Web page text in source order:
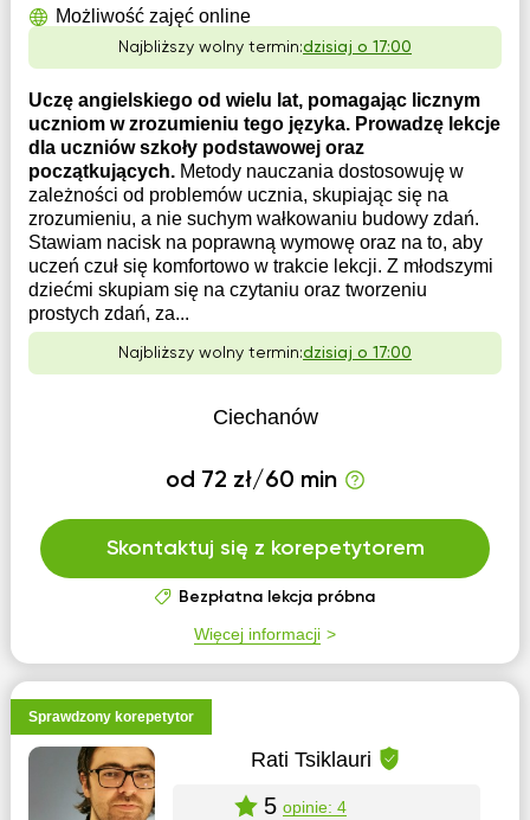
Możliwość zajęć online
Najbliższy wolny termin:dzisiaj o 17:00
Uczę angielskiego od wielu lat, pomagając licznym
uczniom w zrozumieniu tego języka. Prowadzę lekcje
dla uczniów szkoły podstawowej oraz
początkujących. Metody nauczania dostosowuję w
zależności od problemów ucznia, skupiając się na
zrozumieniu, a nie suchym wałkowaniu budowy zdań.
Stawiam nacisk na poprawną wymowę oraz na to, aby
uczeń czuł się komfortowo w trakcie lekcji. Z młodszymi
dziećmi skupiam się na czytaniu oraz tworzeniu
prostych zdań, za...
Najbliższy wolny termin:dzisiaj o 17:00
Ciechanów
od 72 zł/60 min
Skontaktuj się z korepetytorem
Bezpłatna lekcja próbna
Więcej informacji
Sprawdzony korepetytor
Rati Tsiklauri
5 opinie: 4